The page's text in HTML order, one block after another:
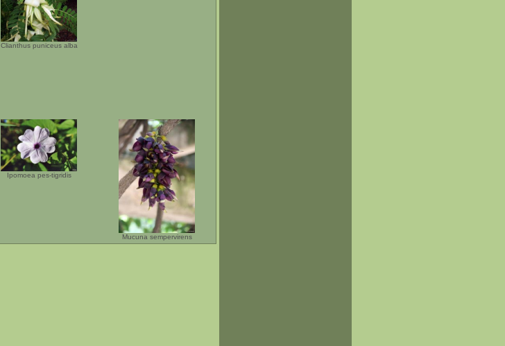
Clianthus puniceus alba
Ipomoea pes-tigridis
Mucuna sempervirens